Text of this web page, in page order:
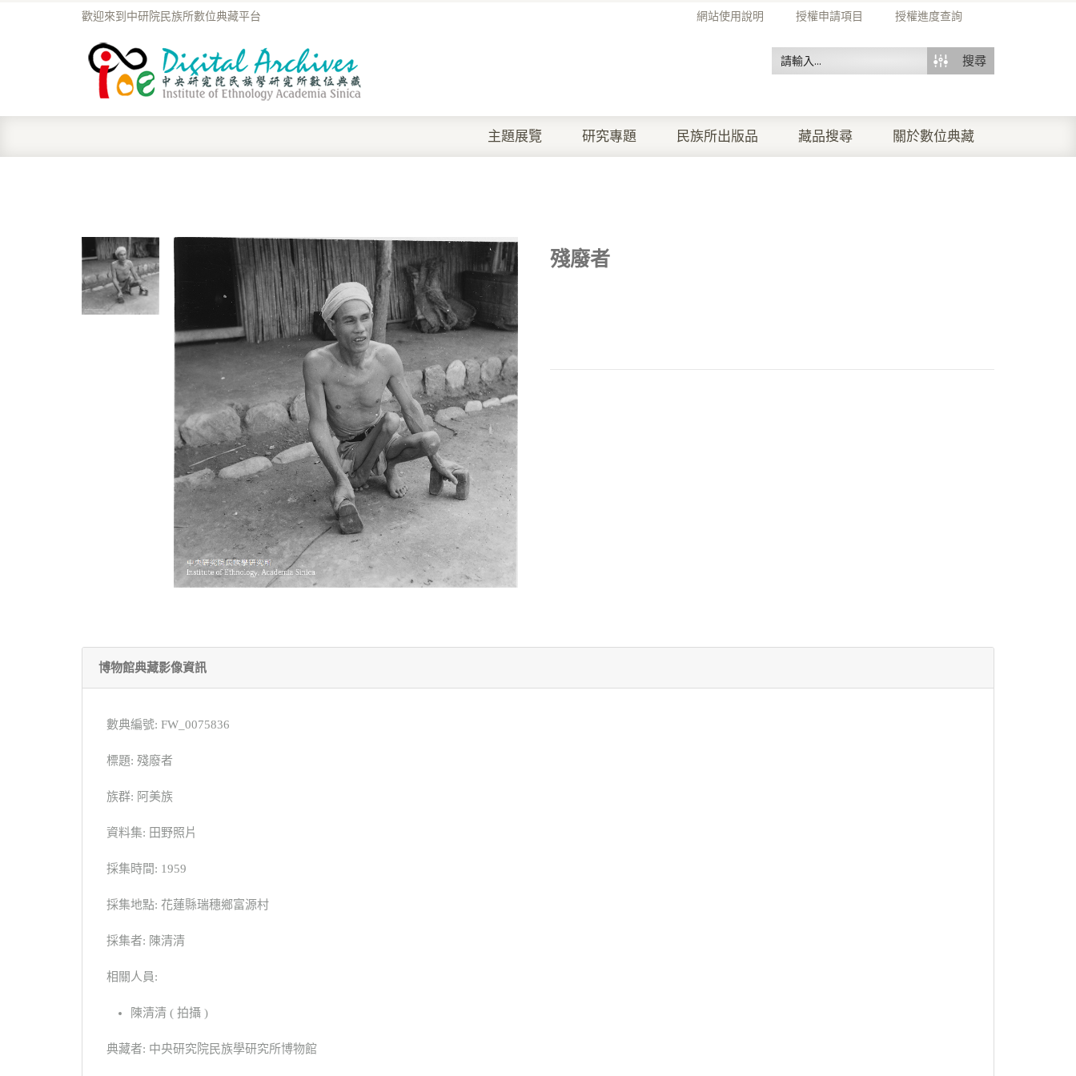
網站使用說明 授權申請項目 授權進度查詢
歡迎來到中研院民族所數位典藏平台
搜尋
主題展覽 研究專題 民族所出版品 藏品搜尋 關於數位典藏
殘廢者
博物館典藏影像資訊
數典編號: FW_0075836
標題: 殘廢者
族群: 阿美族
資料集: 田野照片
採集時間: 1959
採集地點: 花蓮縣瑞穗鄉富源村
採集者: 陳清清
相關人員:
陳清清 ( 拍攝 )
典藏者: 中央研究院民族學研究所博物館